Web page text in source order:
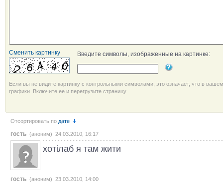
Сменить картинку Введите символы, изображенные на картинке:
Если вы не видите картинку с контрольными символами, это означает, что в
графики. Включите ее и перегрузите страницу.
Отсортировать по дате
гость (аноним) 24.03.2010, 16:17
хотілаб я там жити
гость (аноним) 23.03.2010, 14:00